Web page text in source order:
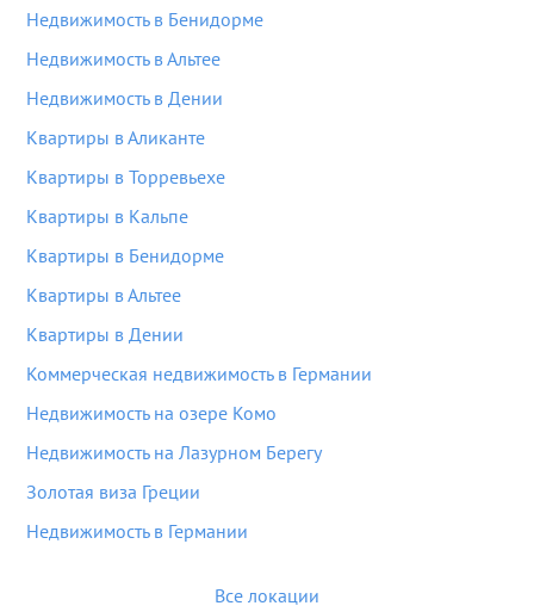
Недвижимость в Бенидорме
Недвижимость в Альтее
Недвижимость в Дении
Квартиры в Аликанте
Квартиры в Торревьехе
Квартиры в Кальпе
Квартиры в Бенидорме
Квартиры в Альтее
Квартиры в Дении
Коммерческая недвижимость в Германии
Недвижимость на озере Комо
Недвижимость на Лазурном Берегу
Золотая виза Греции
Недвижимость в Германии
Все локации